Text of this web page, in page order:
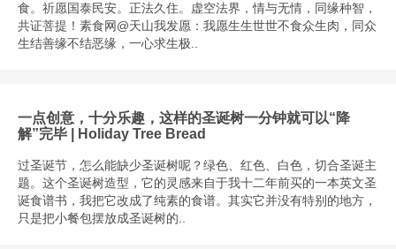
食。祈愿国泰民安。正法久住。虚空法界，情与无情，同缘种智，
共证菩提！素食网@天山我发愿：我愿生生世世不食众生肉，同众
生结善缘不结恶缘，一心求生极..
一点创意，十分乐趣，这样的圣诞树一分钟就可以“降
解”完毕 | Holiday Tree Bread
过圣诞节，怎么能缺少圣诞树呢？绿色、红色、白色，切合圣诞主
题。这个圣诞树造型，它的灵感来自于我十二年前买的一本英文圣
诞食谱书，我把它改成了纯素的食谱。其实它并没有特别的地方，
只是把小餐包摆放成圣诞树的..